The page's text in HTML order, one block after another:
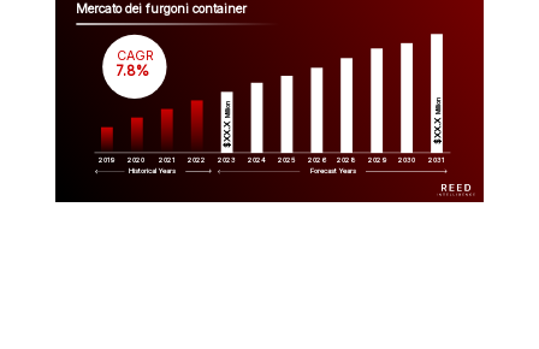
Mercato dei furgoni container
2019 2020 2021 2022 2023 2024 2025 2026 2028 2029 2030 2031
$XX.X
Million
$XX.X
Million
CAGR
7.8%
Historical Years Forecast Years